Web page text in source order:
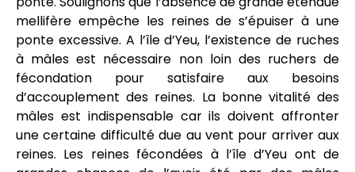
mellifère empêche les reines de s’épuiser à une
ponte excessive. A l’île d’Yeu, l’existence de ruches
à mâles est nécessaire non loin des ruchers de
fécondation pour satisfaire aux besoins
d’accouplement des reines. La bonne vitalité des
mâles est indispensable car ils doivent affronter
une certaine difficulté due au vent pour arriver aux
reines. Les reines fécondées à l’île d’Yeu ont de